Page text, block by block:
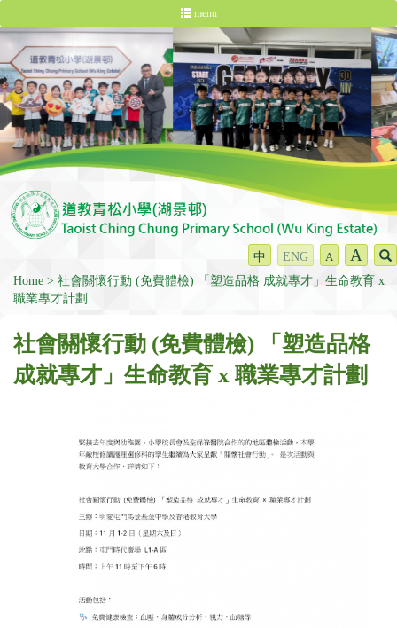
menu
中 ENG A A
Home
社會關懷行動 (免費體檢) 「塑造品格 成就專才」生命教育 x
職業專才計劃
社會關懷行動 (免費體檢) 「塑造品格
成就專才」生命教育 x 職業專才計劃